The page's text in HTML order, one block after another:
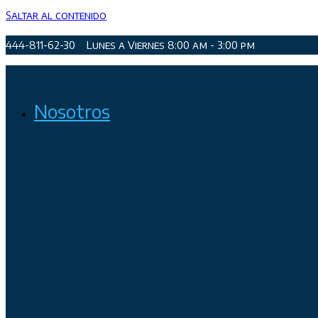
Saltar al contenido
444-811-62-30 Lunes a Viernes 8:00 am - 3:00 pm
Organismo Operador de Agua Potable, Alcantarillado y
Nosotros